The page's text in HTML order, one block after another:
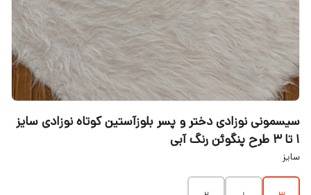
سیسمونی نوزادی دختر و پسر بلوزآستین کوتاه نوزادی سایز
1 تا 3 طرح پنگوئن رنگ آبی
سایز